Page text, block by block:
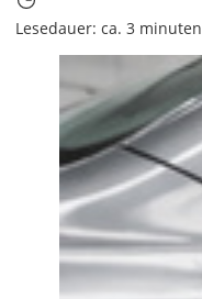
Lesedauer: ca. 3 minuten